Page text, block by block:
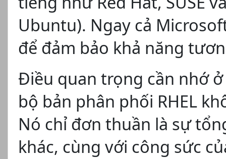
Ubuntu). Ngay cả
để đảm bảo khả năng
Điều quan trọng cần nhớ
bộ bản phân phối RHEL
Nó chỉ đơn thuần là sự
khác, cùng với công sức